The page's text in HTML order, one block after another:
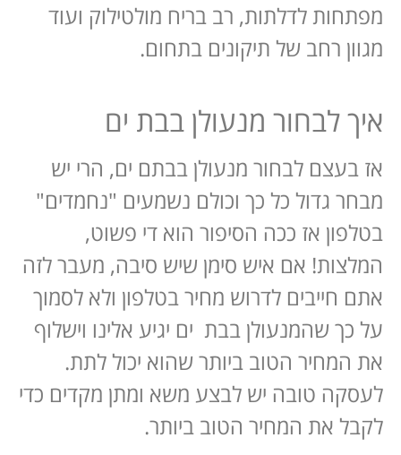
מפתחות לדלתות, רב בריח מולטילוק ועוד
מגוון רחב של תיקונים בתחום.
איך לבחור מנעולן בבת ים
אז בעצם לבחור מנעולן בבתם ים, הרי יש
מבחר גדול כל כך וכולם נשמעים "נחמדים"
בטלפון אז ככה הסיפור הוא די פשוט,
המלצות! אם איש סימן שיש סיבה, מעבר לזה
אתם חייבים לדרוש מחיר בטלפון ולא לסמוך
על כך שהמנעולן בבת ים יגיע אלינו וישלוף
את המחיר הטוב ביותר שהוא יכול לתת.
לעסקה טובה יש לבצע משא ומתן מקדים כדי
לקבל את המחיר הטוב ביותר.